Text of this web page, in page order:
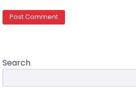
Search